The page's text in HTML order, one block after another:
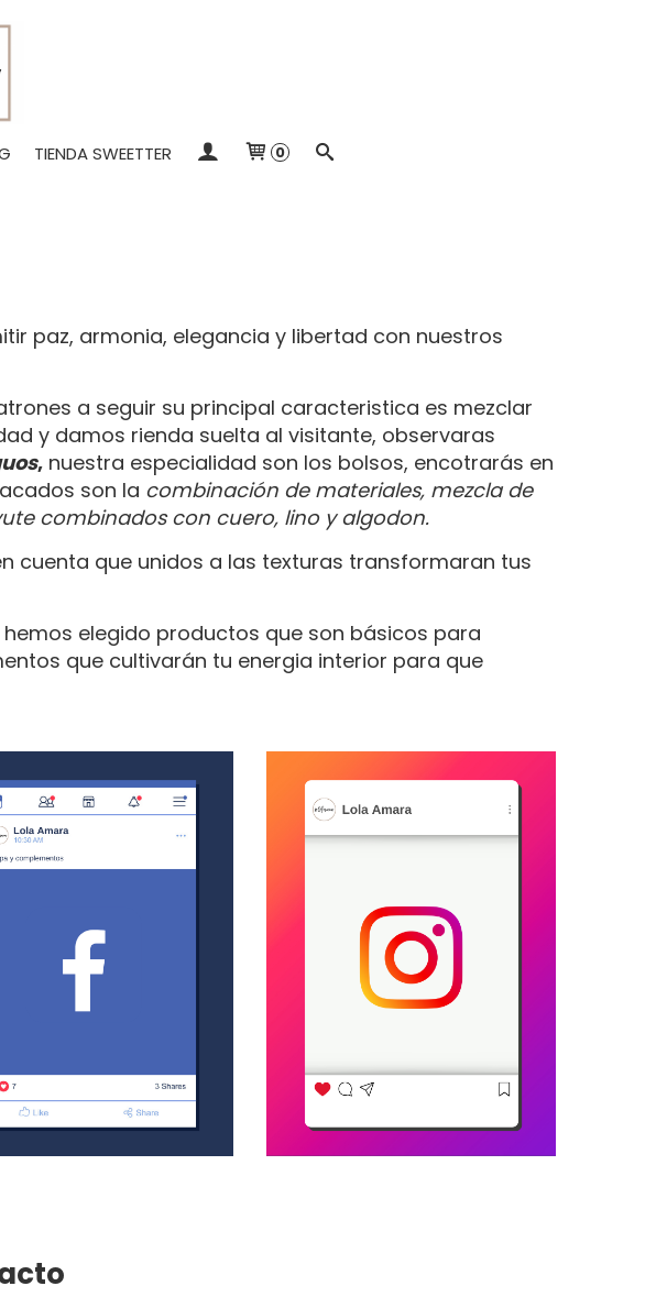
TIENDA SWEETTER 0
paz, armonia, elegancia y libertad con nuestros
a seguir su principal caracteristica es mezclar
y damos rienda suelta al visitante, observaras
,nuestra especialidad son los bolsos, encotrarás en
son la combinación de materiales, mezcla de
combinados con cuero, lino y algodon.
cuenta que unidos a las texturas transformaran tus
elegido productos que son básicos para
que cultivarán tu energia interior para que